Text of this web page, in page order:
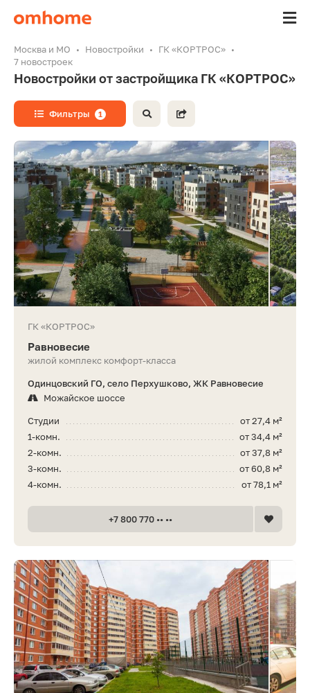
Москва и МО Новостройки
ГК «КОРТРОС»
7 новостроек
Новостройки от застройщика ГК «КОРТРОС»
Фильтры 1
ГК «КОРТРОС»
Равновесие
жилой комплекс комфорт-класса
Одинцовский ГО, село Перхушково, ЖК Равновесие
Можайское шоссе
от 27,4 м²
Студии
от 34,4 м²
1-комн.
от 37,8 м²
2-комн.
от 60,8 м²
3-комн.
от 78,1 м²
4-комн.
+7 800 770 •• ••